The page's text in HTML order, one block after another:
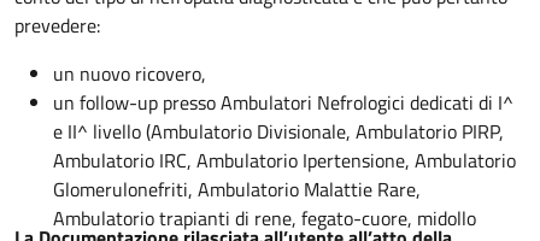
prevedere:
un nuovo ricovero,
un follow-up presso Ambulatori Nefrologici dedicati di I^
e II^ livello (Ambulatorio Divisionale, Ambulatorio PIRP,
Ambulatorio IRC, Ambulatorio Ipertensione, Ambulatorio
Glomerulonefriti, Ambulatorio Malattie Rare,
Ambulatorio trapianti di rene, fegato-cuore, midollo